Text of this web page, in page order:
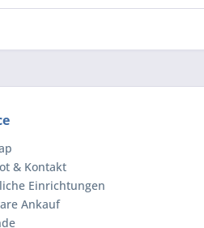
& Kontakt
Einrichtungen
Ankauf